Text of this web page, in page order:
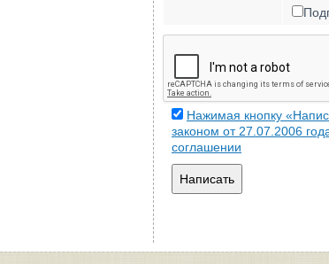
Нажимая кнопку
законом от 27.07.2006
соглашении
Написать